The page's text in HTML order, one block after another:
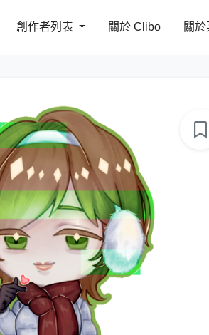
創作者列表 關於 Clibo 關